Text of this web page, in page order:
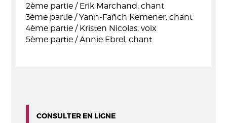
2ème partie / Erik Marchand, chant
3ème partie / Yann-Fañch Kemener, chant
4ème partie / Kristen Nicolas, voix
5ème partie / Annie Ebrel, chant
CONSULTER EN LIGNE